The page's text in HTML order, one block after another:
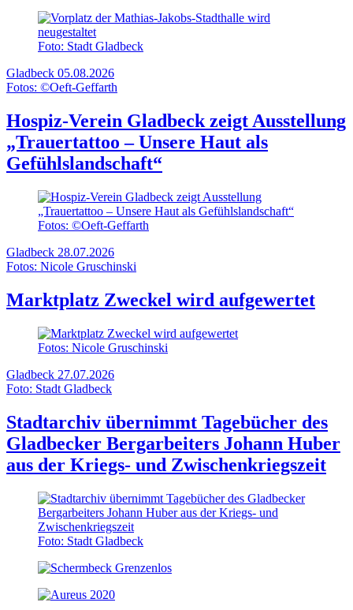
Foto: Stadt Gladbeck
Gladbeck 05.08.2026
Fotos: ©Oeft-Geffarth
Hospiz-Verein Gladbeck zeigt Ausstellung
„Trauertattoo – Unsere Haut als
Gefühlslandschaft“
Fotos: ©Oeft-Geffarth
Gladbeck 28.07.2026
Fotos: Nicole Gruschinski
Marktplatz Zweckel wird aufgewertet
Fotos: Nicole Gruschinski
Gladbeck 27.07.2026
Foto: Stadt Gladbeck
Stadtarchiv übernimmt Tagebücher des
Gladbecker Bergarbeiters Johann Huber
aus der Kriegs- und Zwischenkriegszeit
Foto: Stadt Gladbeck